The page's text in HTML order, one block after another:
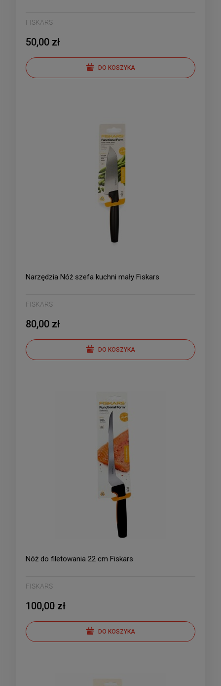
FISKARS
50,00 zł
DO KOSZYKA
Narzędzia Nóż szefa kuchni mały Fiskars
FISKARS
80,00 zł
DO KOSZYKA
Nóż do filetowania 22 cm Fiskars
FISKARS
100,00 zł
DO KOSZYKA